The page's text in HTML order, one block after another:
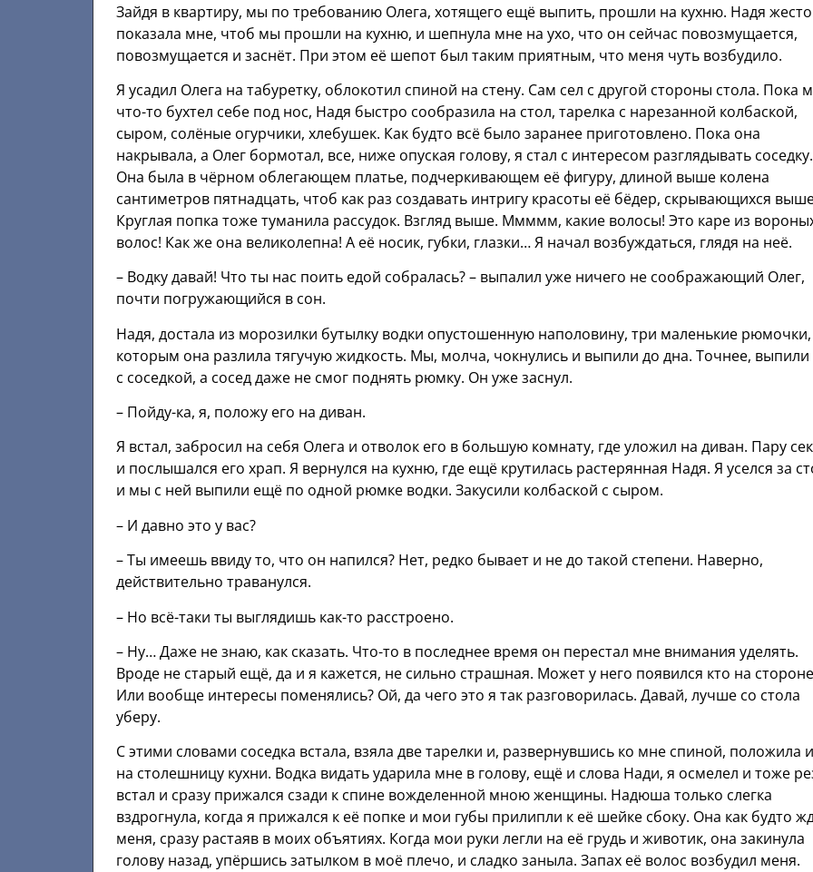
Зайдя в квартиру, мы по требованию Олега, хотящего ещё выпить, прошли на кухню. Надя
показала мне, чтоб мы прошли на кухню, и шепнула мне на ухо, что он сейчас повозмущается,
повозмущается и заснёт. При этом её шепот был таким приятным, что меня чуть возбудило.
Я усадил Олега на табуретку, облокотил спиной на стену. Сам сел с другой стороны стола. Пока
что-то бухтел себе под нос, Надя быстро сообразила на стол, тарелка с нарезанной колбаской,
сыром, солёные огурчики, хлебушек. Как будто всё было заранее приготовлено. Пока она
накрывала, а Олег бормотал, все, ниже опуская голову, я стал с интересом разглядывать соседку.
Она была в чёрном облегающем платье, подчеркивающем её фигуру, длиной выше колена
сантиметров пятнадцать, чтоб как раз создавать интригу красоты её бёдер, скрывающихся
Круглая попка тоже туманила рассудок. Взгляд выше. Ммммм, какие волосы! Это каре из
волос! Как же она великолепна! А её носик, губки, глазки… Я начал возбуждаться, глядя на неё.
– Водку давай! Что ты нас поить едой собралась? – выпалил уже ничего не соображающий Олег,
почти погружающийся в сон.
Надя, достала из морозилки бутылку водки опустошенную наполовину, три маленькие
которым она разлила тягучую жидкость. Мы, молча, чокнулись и выпили до дна. Точнее,
с соседкой, а сосед даже не смог поднять рюмку. Он уже заснул.
– Пойду-ка, я, положу его на диван.
Я встал, забросил на себя Олега и отволок его в большую комнату, где уложил на диван. Пару
и послышался его храп. Я вернулся на кухню, где ещё крутилась растерянная Надя. Я уселся за
и мы с ней выпили ещё по одной рюмке водки. Закусили колбаской с сыром.
– И давно это у вас?
– Ты имеешь ввиду то, что он напился? Нет, редко бывает и не до такой степени. Наверно,
действительно траванулся.
– Но всё-таки ты выглядишь как-то расстроено.
– Ну… Даже не знаю, как сказать. Что-то в последнее время он перестал мне внимания уделять.
Вроде не старый ещё, да и я кажется, не сильно страшная. Может у него появился кто на
Или вообще интересы поменялись? Ой, да чего это я так разговорилась. Давай, лучше со стола
уберу.
С этими словами соседка встала, взяла две тарелки и, развернувшись ко мне спиной, положила
на столешницу кухни. Водка видать ударила мне в голову, ещё и слова Нади, я осмелел и тоже
встал и сразу прижался сзади к спине вожделенной мною женщины. Надюша только слегка
вздрогнула, когда я прижался к её попке и мои губы прилипли к её шейке сбоку. Она как будто
меня, сразу растаяв в моих объятиях. Когда мои руки легли на её грудь и животик, она закинула
голову назад, упёршись затылком в моё плечо, и сладко заныла. Запах её волос возбудил меня.